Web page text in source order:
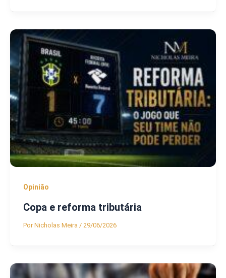
Opinião
Copa e reforma tributária
PorNicholas Meira / 29/06/2026